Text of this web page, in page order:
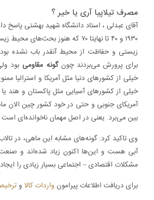
مصرف تیلاپیا آری یا خیر ؟
آقای عبدلی ، استاد دانشگاه شهید بهشتی پاسخ
۱۹۳۰ و ۴۰ تا نهایتا ۷۰ که هنوز بحث‌های
زیستی و حفاظت از محیط آنقدر باب نشده بود
برای پرورش می‌بردند چونگونه مقاومی بود
خیلی از کشورهای دنیا مثل آمریکا و استرالیا
خیلی از کشورهای آسیایی مثل پاکستان و هند
آمریکای جنوبی و حتی در خود کشور چین الان
بین می‌برد. یعنی در اصل مهمان ناخوانده‌ای است
وی تاکید کرد: گونه‌های مشابه این ماهی، در
آبی هست و این‌ها اکنون زیاد شده‌اند و
مشکلات اقتصادی – اجتماعی بسیار زیادی را
برای دریافت اطلاعات پیرامون واردات کالا و